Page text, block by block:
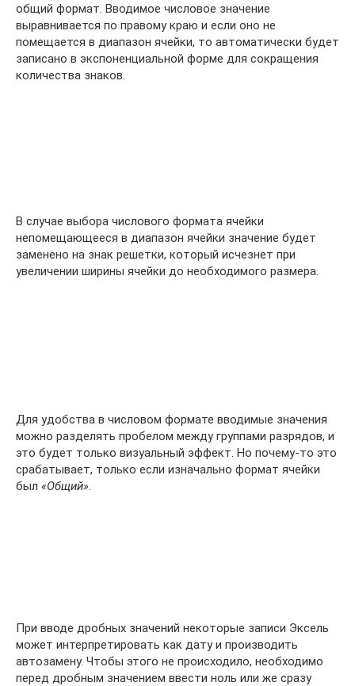
общий формат. Вводимое числовое значение
выравнивается по правому краю и если оно не
помещается в диапазон ячейки, то автоматически будет
записано в экспоненциальной форме для сокращения
количества знаков.
В случае выбора числового формата ячейки
непомещающееся в диапазон ячейки значение будет
заменено на знак решетки, который исчезнет при
увеличении ширины ячейки до необходимого размера.
Для удобства в числовом формате вводимые значения
можно разделять пробелом между группами разрядов, и
это будет только визуальный эффект. Но почему-то это
срабатывает, только если изначально формат ячейки
был «Общий».
При вводе дробных значений некоторые записи Эксель
может интерпретировать как дату и производить
автозамену. Чтобы этого не происходило, необходимо
перед дробным значением ввести ноль или же сразу